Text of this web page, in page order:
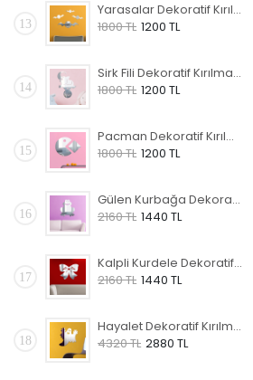
13
Yarasalar Dekoratif Kırılmaz Ayna
1800 TL 1200 TL
14
Sirk Fili Dekoratif Kırılmaz Ayna
1800 TL 1200 TL
15
Pacman Dekoratif Kırılmaz Ayna
1800 TL 1200 TL
16
Gülen Kurbağa Dekoratif Kırılmaz Ayna
2160 TL 1440 TL
17
Kalpli Kurdele Dekoratif Kırılmaz Ayna
2160 TL 1440 TL
18
Hayalet Dekoratif Kırılmaz Ayna
4320 TL 2880 TL